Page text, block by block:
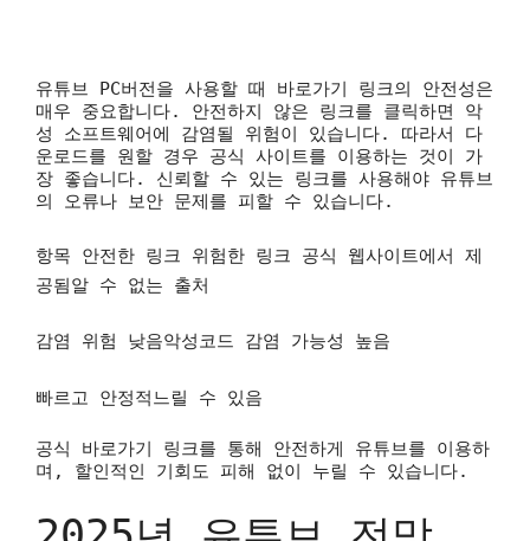
유튜브 PC버전을 사용할 때 바로가기 링크의 안전성은
매우 중요합니다. 안전하지 않은 링크를 클릭하면 악
성 소프트웨어에 감염될 위험이 있습니다. 따라서 다
운로드를 원할 경우 공식 사이트를 이용하는 것이 가
장 좋습니다. 신뢰할 수 있는 링크를 사용해야 유튜브
의 오류나 보안 문제를 피할 수 있습니다.
항목 안전한 링크 위험한 링크 공식 웹사이트에서 제
공됨알 수 없는 출처
감염 위험 낮음악성코드 감염 가능성 높음
빠르고 안정적느릴 수 있음
공식 바로가기 링크를 통해 안전하게 유튜브를 이용하
며, 할인적인 기회도 피해 없이 누릴 수 있습니다.